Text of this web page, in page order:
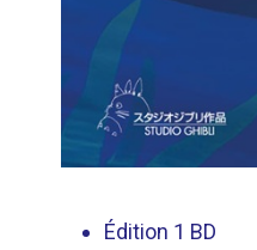
Édition 1 BD